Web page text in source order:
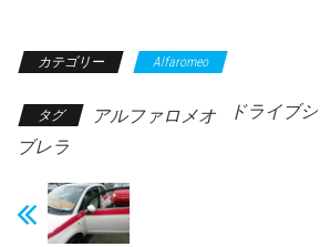
カテゴリー Alfaromeo
タグ アルファロメオ
ドライブ
ブレラ